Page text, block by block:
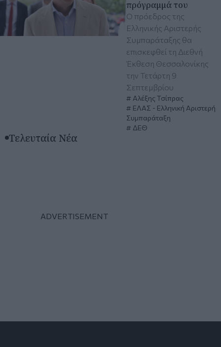
πρόγραμμά του
Ο πρόεδρος της
Ελληνικής Αριστερής
Συμπαράταξης θα
επισκεφθεί τη Διεθνή
Έκθεση Θεσσαλονίκης
την Τετάρτη 9
Σεπτεμβρίου
Αλέξης Τσίπρας
ΕΛΑΣ - Ελληνική Αριστερή
Συμπαράταξη
ΔΕΘ
Τελευταία Νέα